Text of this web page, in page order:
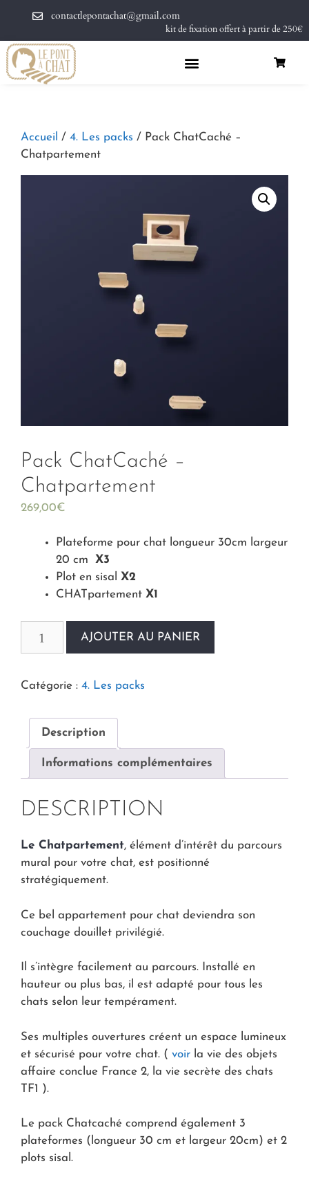
contactlepontachat@gmail.com
kit de fixation offert à partir de 250€
Accueil / 4. Les packs / Pack ChatCaché –
Chatpartement
Pack ChatCaché –
Chatpartement
269,00€
Plateforme pour chat longueur 30cm largeur
20 cm X3
Plot en sisal X2
CHATpartement X1
AJOUTER AU PANIER
Catégorie : 4. Les packs
Description
Informations complémentaires
DESCRIPTION
Le Chatpartement, élément d’intérêt du parcours
mural pour votre chat, est positionné
stratégiquement.
Ce bel appartement pour chat deviendra son
couchage douillet privilégié.
Il s’intègre facilement au parcours. Installé en
hauteur ou plus bas, il est adapté pour tous les
chats selon leur tempérament.
Ses multiples ouvertures créent un espace lumineux
et sécurisé pour votre chat. ( voir la vie des objets
affaire conclue France 2, la vie secrète des chats
TF1 ).
Le pack Chatcaché comprend également 3
plateformes (longueur 30 cm et largeur 20cm) et 2
plots sisal.